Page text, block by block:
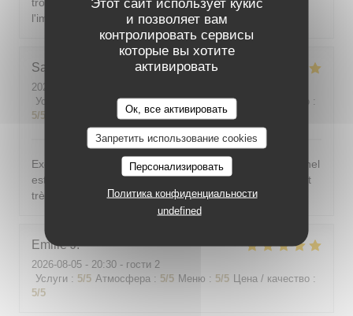
и позволяет вам
контролировать сервисы
которые вы хотите
активировать
Ок, все активировать
Запретить использование cookies
Персонализировать
Политика конфиденциальности
undefined
l'impression d'être dans un sauna.
Sarah-Lou
2026-08-03
Услуги
Атмосфера: 5/5 Меню: 5/5 Цена / качество :
5/5
Excellent ! Tout est délicieux, bien présentés, le personnel
est vraiment au top : accueillant, souriant, attentionné et
très professionnel. Je recommande sans hésiter !
Emilie J
2026-08-05 - 20:30 - гости 2
Услуги : 5/5 Атмосфера : 5/5 Меню : 5/5 Цена / качество :
5/5